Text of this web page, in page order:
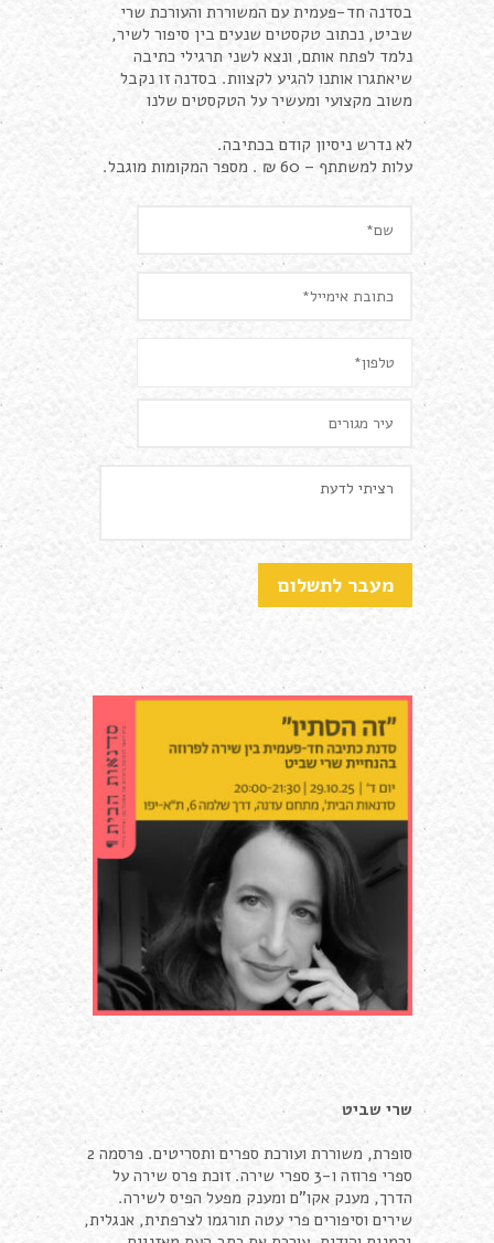
בסדנה חד-פעמית עם המשוררת והעורכת שרי
שביט, נכתוב טקסטים שנעים בין סיפור לשיר,
נלמד לפתח אותם, ונצא לשני תרגילי כתיבה
שיאתגרו אותנו להגיע לקצוות. בסדנה זו נקבל
משוב מקצועי ומעשיר על הטקסטים שלנו
לא נדרש ניסיון קודם בכתיבה.
עלות למשתתף – 60 ₪ . מספר המקומות מוגבל.
שרי שביט
סופרת, משוררת ועורכת ספרים ותסריטים. פרסמה 2
ספרי פרוזה ו-3 ספרי שירה. זוכת פרס שירה על
הדרך, מענק אקו"ם ומענק מפעל הפיס לשירה.
שירים וסיפורים פרי עטה תורגמו לצרפתית, אנגלית,